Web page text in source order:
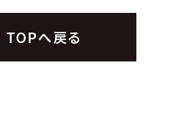
TOPへ戻る